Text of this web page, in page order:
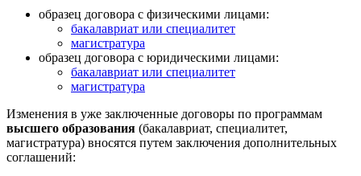
образец договора с физическими лицами:
бакалавриат или специалитет
магистратура
образец договора с юридическими лицами:
бакалавриат или специалитет
магистратура
Изменения в уже заключенные договоры по программам
высшего образования (бакалавриат, специалитет,
магистратура) вносятся путем заключения дополнительных
соглашений: